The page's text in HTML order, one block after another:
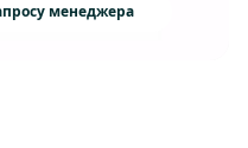
менеджера